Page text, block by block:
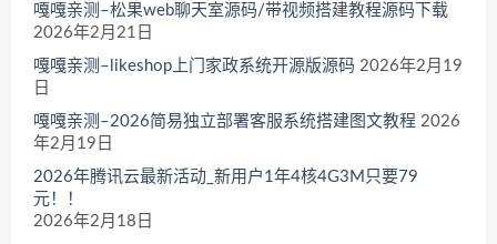
嘎嘎亲测–松果web聊天室源码/带视频搭建教程源码下载
2026年2月21日
嘎嘎亲测–likeshop上门家政系统开源版源码 2026年2月19
日
嘎嘎亲测–2026简易独立部署客服系统搭建图文教程 2026
年2月19日
2026年腾讯云最新活动_新用户1年4核4G3M只要79
元！！
2026年2月18日